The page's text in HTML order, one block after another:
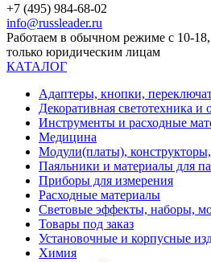
+7 (495) 984-68-02
info@russleader.ru
Работаем в обычном режиме с 10-
только юридическим лицам
КАТАЛОГ
Адаптеры, кнопки,
Декоративная светотехника и
Инструменты и расходные
Медицина
Модули(платы), конструкторы,
Паяльники и материалы для
Приборы для измерения
Расходные материалы
Световые эффекты, наборы,
Товары под заказ
Установочные и корпусные
Химия